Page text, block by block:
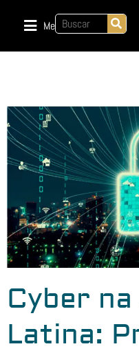
Menu
Cyber
Latina: